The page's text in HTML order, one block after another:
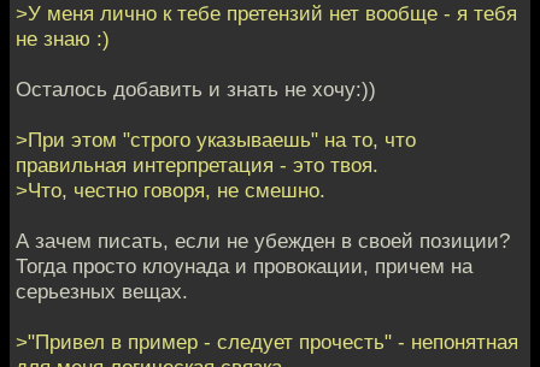
>У меня лично к тебе претензий нет вообще - я тебя
не знаю :)
Осталось добавить и знать не хочу:))
>При этом "строго указываешь" на то, что
правильная интерпретация - это твоя.
>Что, честно говоря, не смешно.
А зачем писать, если не убежден в своей позиции?
Тогда просто клоунада и провокации, причем на
серьезных вещах.
>"Привел в пример - следует прочесть" - непонятная